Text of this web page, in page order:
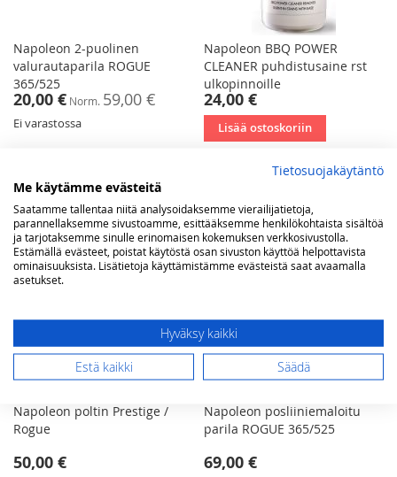
Napoleon 2-puolinen
valurautaparila ROGUE
365/525
Tarjoushinta
20,00 € Norm. 59,00 €
Ei varastossa
Napoleon BBQ POWER
CLEANER puhdistusaine rst
ulkopinnoille
24,00 €
Lisää ostoskoriin
Napoleon poltin Prestige /
Rogue
50,00 €
Napoleon posliiniemaloitu
parila ROGUE 365/525
69,00 €
Tietosuojakäytäntö
Me käytämme evästeitä
Saatamme tallentaa niitä analysoidaksemme vierailijatietoja,
parannellaksemme sivustoamme, esittääksemme henkilökohtaista sisältöä
ja tarjotaksemme sinulle erinomaisen kokemuksen verkkosivustolla.
Estämällä evästeet, poistat käytöstä osan sivuston käyttöä helpottavista
ominaisuuksista. Lisätietoja käyttämistämme evästeistä saat avaamalla
asetukset.
Hyväksy kaikki
Estä kaikki Säädä